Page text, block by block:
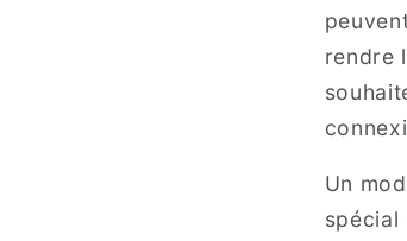
rendre
Un
spécial